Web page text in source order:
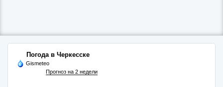
Погода в Черкесске
Gismeteo
Прогноз на 2 недели